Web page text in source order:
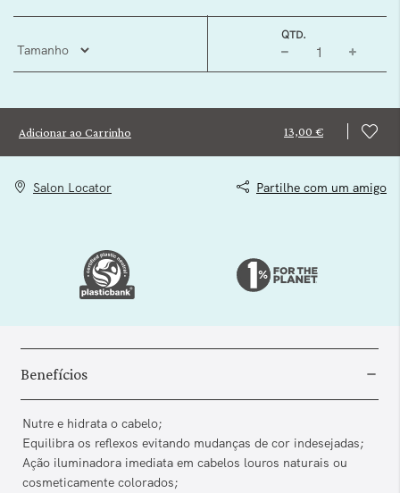
QTD.
Adicionar ao Carrinho 13,00 €
Salon Locator Partilhe com um amigo
Benefícios
Nutre e hidrata o cabelo;
Equilibra os reflexos evitando mudanças de cor indesejadas;
Ação iluminadora imediata em cabelos louros naturais ou
cosmeticamente colorados;